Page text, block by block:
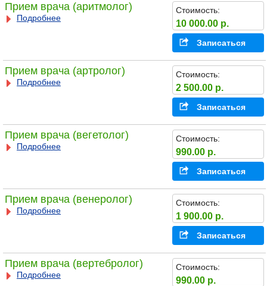
Прием врача (аритмолог)
Подробнее
Стоимость:
10 000.00 р.
Записаться
Прием врача (артролог)
Подробнее
Стоимость:
2 500.00 р.
Записаться
Прием врача (вегетолог)
Подробнее
Стоимость:
990.00 р.
Записаться
Прием врача (венеролог)
Подробнее
Стоимость:
1 900.00 р.
Записаться
Прием врача (вертебролог)
Подробнее
Стоимость:
990.00 р.